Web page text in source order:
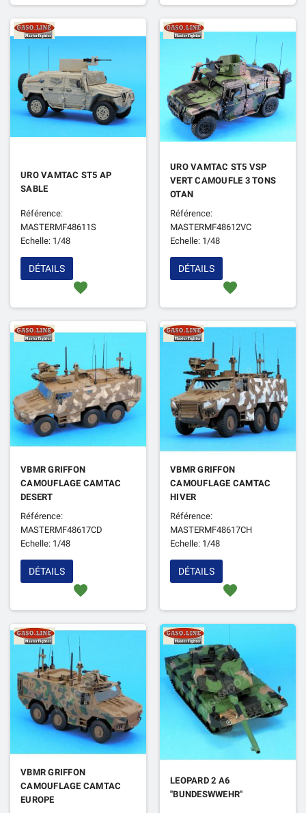
URO VAMTAC ST5 AP
SABLE
Référence:
MASTERMF48611S
Echelle: 1/48
favorite
DÉTAILS
URO VAMTAC ST5 VSP
VERT CAMOUFLE 3 TONS
OTAN
Référence:
MASTERMF48612VC
Echelle: 1/48
favorite
DÉTAILS
VBMR GRIFFON
CAMOUFLAGE CAMTAC
DESERT
Référence:
MASTERMF48617CD
Echelle: 1/48
favorite
DÉTAILS
VBMR GRIFFON
CAMOUFLAGE CAMTAC
HIVER
Référence:
MASTERMF48617CH
Echelle: 1/48
favorite
DÉTAILS
VBMR GRIFFON
CAMOUFLAGE CAMTAC
EUROPE
LEOPARD 2 A6
"BUNDESWWEHR"